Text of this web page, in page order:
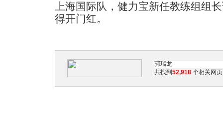
上海国际队，健力宝新任教练组组
得开门红。
共找到 52,918 个相关网